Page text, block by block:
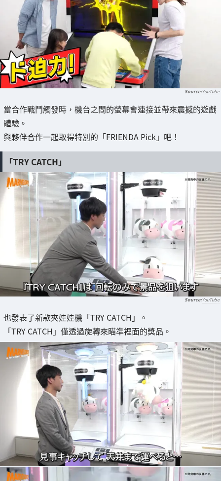
YouTube
當合作戰鬥觸發時，機台之間的螢幕會連接並帶來震撼的遊戲
體驗。
與夥伴合作一起取得特別的「FRIENDA Pick」吧！
「TRY CATCH」
YouTube
也發表了新款夾娃娃機「TRY CATCH」。
「TRY CATCH」僅透過旋轉來瞄準裡面的獎品。